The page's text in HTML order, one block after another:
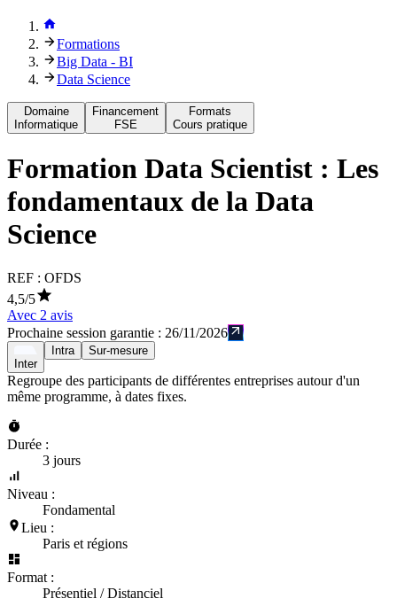
Formations
Big Data - BI
Data Science
Domaine
Informatique
Financement
FSE
Formats
Cours pratique
Formation Data Scientist : Les
fondamentaux de la Data
Science
REF : OFDS
4,5/5
Avec 2 avis
Prochaine session garantie : 26/11/2026
Inter
Intra Sur-mesure
Regroupe des participants de différentes entreprises autour d'un
même programme, à dates fixes.
Durée :
3 jours
Niveau :
Fondamental
Lieu :
Paris et régions
Format :
Présentiel / Distanciel